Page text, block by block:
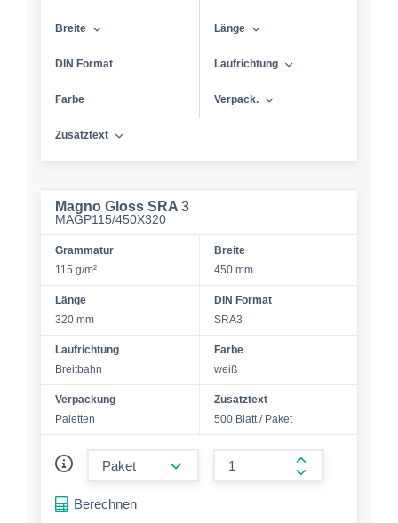
Breite Länge
DIN Format Laufrichtung
Farbe Verpack.
Zusatztext
Magno Gloss SRA 3
MAGP115/450X320
Grammatur
115 g/m²
Breite
450 mm
Länge
320 mm
DIN Format
SRA3
Laufrichtung
Breitbahn
Farbe
weiß
Verpackung
Paletten
Zusatztext
500 Blatt / Paket
form.increase-
Berechnen